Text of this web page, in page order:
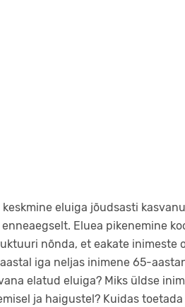
eluiga jõudsasti
Eluea pikenemine
nõnda, et eakate inimeste
iga neljas inimene 65-
elatud eluiga? Miks üldse
ja haigustel? Kuidas